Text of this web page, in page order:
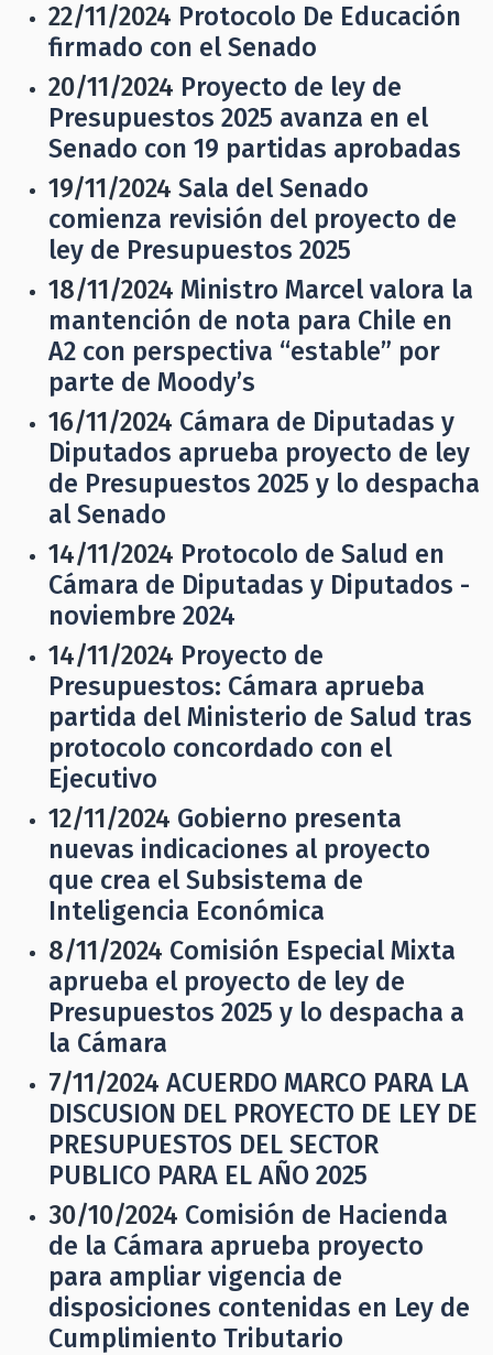
22/11/2024 Protocolo De Educación
firmado con el Senado
20/11/2024 Proyecto de ley de
Presupuestos 2025 avanza en el
Senado con 19 partidas aprobadas
19/11/2024 Sala del Senado
comienza revisión del proyecto de
ley de Presupuestos 2025
18/11/2024 Ministro Marcel valora la
mantención de nota para Chile en
A2 con perspectiva “estable” por
parte de Moody’s
16/11/2024 Cámara de Diputadas y
Diputados aprueba proyecto de ley
de Presupuestos 2025 y lo despacha
al Senado
14/11/2024 Protocolo de Salud en
Cámara de Diputadas y Diputados -
noviembre 2024
14/11/2024 Proyecto de
Presupuestos: Cámara aprueba
partida del Ministerio de Salud tras
protocolo concordado con el
Ejecutivo
12/11/2024 Gobierno presenta
nuevas indicaciones al proyecto
que crea el Subsistema de
Inteligencia Económica
8/11/2024 Comisión Especial Mixta
aprueba el proyecto de ley de
Presupuestos 2025 y lo despacha a
la Cámara
7/11/2024 ACUERDO MARCO PARA LA
DISCUSION DEL PROYECTO DE LEY DE
PRESUPUESTOS DEL SECTOR
PUBLICO PARA EL AÑO 2025
30/10/2024 Comisión de Hacienda
de la Cámara aprueba proyecto
para ampliar vigencia de
disposiciones contenidas en Ley de
Cumplimiento Tributario